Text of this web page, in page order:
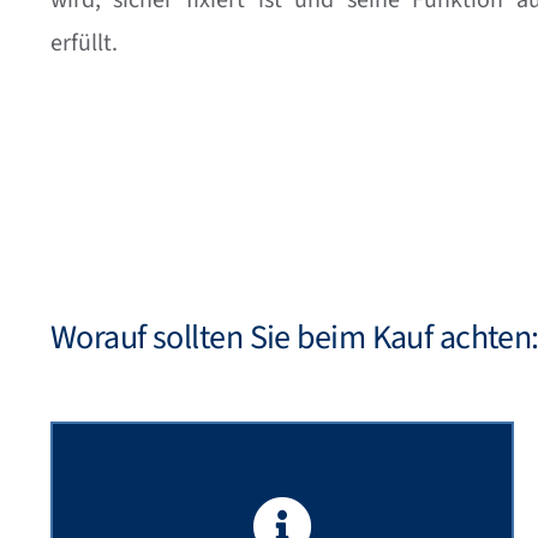
erfüllt.
Worauf sollten Sie beim Kauf achten: